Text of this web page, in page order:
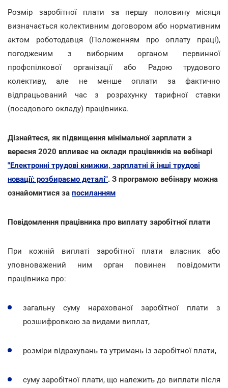
Розмір заробітної плати за першу половину місяця
визначається колективним договором або нормативним
актом роботодавця (Положенням про оплату праці),
погодженим з виборним органом первинної
профспілкової організації або Радою трудового
колективу, але не менше оплати за фактично
відпрацьований час з розрахунку тарифної ставки
(посадового окладу) працівника.
Дізнайтеся, як підвищення мінімальної зарплати з
вересня 2020 впливає на оклади працівників на вебінарі
"Електронні трудові книжки, зарплатні й інші трудові
новації: розбираємо деталі". З програмою вебінару можна
ознайомитися за посиланням
Повідомлення працівника про виплату заробітної плати
При кожній виплаті заробітної плати власник або
уповноважений ним орган повинен повідомити
працівника про:
загальну суму нарахованої заробітної плати з
розшифровкою за видами виплат,
розміри відрахувань та утримань із заробітної плати,
суму заробітної плати, що належить до виплати після